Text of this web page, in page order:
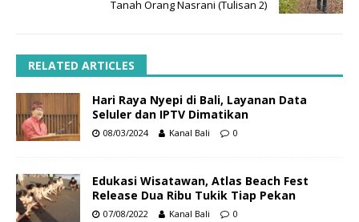
Tanah Orang Nasrani (Tulisan 2)
RELATED ARTICLES
Hari Raya Nyepi di Bali, Layanan Data
Seluler dan IPTV Dimatikan
08/03/2024 Kanal Bali 0
Edukasi Wisatawan, Atlas Beach Fest
Release Dua Ribu Tukik Tiap Pekan
07/08/2022 Kanal Bali 0